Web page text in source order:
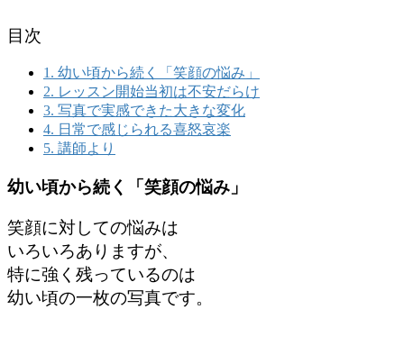
目次
1. 幼い頃から続く「笑顔の悩み」
2. レッスン開始当初は不安だらけ
3. 写真で実感できた大きな変化
4. 日常で感じられる喜怒哀楽
5. 講師より
幼い頃から続く「笑顔の悩み」
笑顔に対しての悩みは
いろいろありますが、
特に強く残っているのは
幼い頃の一枚の写真です。